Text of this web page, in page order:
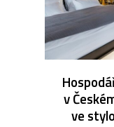
v
ve